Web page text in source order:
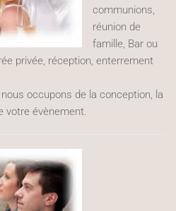
communions,
réunion de
famille, Bar ou
privée, réception, enterrement
occupons de la conception, la
votre évènement.